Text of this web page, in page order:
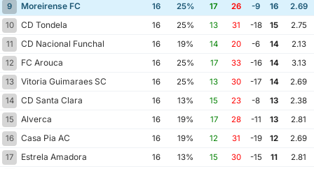
9
Moreirense FC 16 25% 17 26 -9 16
2.69
10
CD Tondela 16 25% 13 31 -18 15
2.75
11
CD Nacional Funchal 16 19% 14 20 -6 14
2.13
12
FC Arouca 16 25% 17 33 -16 14
3.13
13
Vitoria Guimaraes SC 16 25% 13 30 -17 14
2.69
14
CD Santa Clara 16 13% 15 23 -8 13
2.38
15
Alverca 16 19% 17 28 -11 13
2.81
16
Casa Pia AC 16 19% 12 31 -19 12
2.69
17
Estrela Amadora 16 13% 15 30 -15 11
2.81